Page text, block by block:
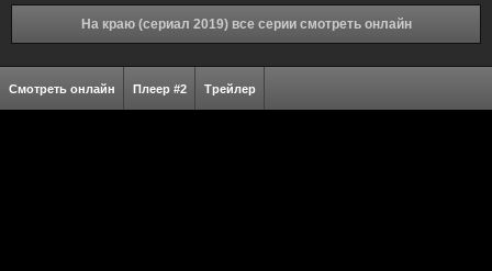
На краю (сериал 2019) все серии смотреть онлайн
Смотреть онлайн Плеер #2 Трейлер